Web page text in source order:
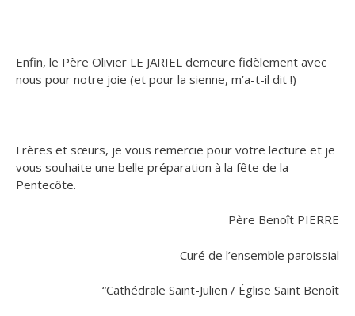
Enfin, le Père Olivier LE JARIEL demeure fidèlement avec
nous pour notre joie (et pour la sienne, m’a-t-il dit !)
Frères et sœurs, je vous remercie pour votre lecture et je
vous souhaite une belle préparation à la fête de la
Pentecôte.
Père Benoît PIERRE
Curé de l’ensemble paroissial
“Cathédrale Saint-Julien / Église Saint Benoît